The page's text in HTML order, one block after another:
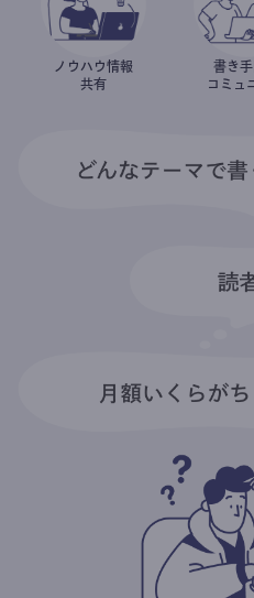
ノウハウ情報
共有
書き
コミュ